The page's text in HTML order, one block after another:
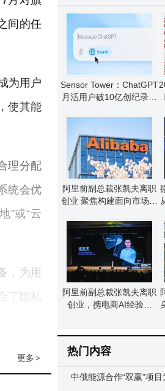
间的任
为用户
使其能
理分配
统会优
”或“云
，为用
了隐私
更多 >
Sensor Tower：ChatGPT
月活用户破10亿创纪录，
阿里前副总裁张凯夫离职
创业 聚焦构建面向市场世
阿里前副总裁张凯夫离职
创业，携电商AI经验掘
热门内容
中俄能源合作“双赢”项